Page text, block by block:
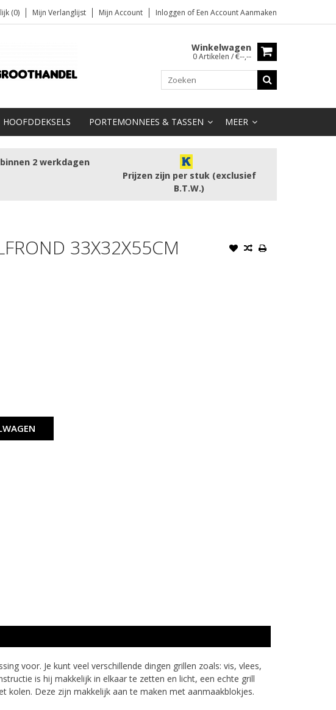
(0) Mijn Verlanglijst Mijn Account Inloggen of Een Account Aanmaken
Winkelwagen
0 Artikelen / €--,--
HOOFDDEKSELS PORTEMONNEES & TASSEN MEER
2 werkdagen
Prijzen zijn per stuk (exclusief
B.T.W.)
33X32X55CM
voor. Je kunt veel verschillende dingen grillen zoals: vis, vlees,
is hij makkelijk in elkaar te zetten en licht, een echte grill
kolen. Deze zijn makkelijk aan te maken met aanmaakblokjes.